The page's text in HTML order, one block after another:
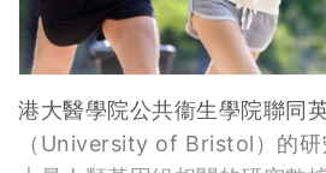
港大醫學院公共衞生學院聯同
（University of Bristol）的研